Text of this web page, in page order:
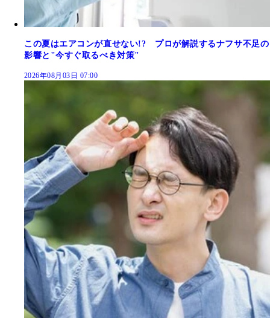
この夏はエアコンが直せない!? プロが解説するナフサ不足の
影響と"今すぐ取るべき対策"
2026年08月03日 07:00